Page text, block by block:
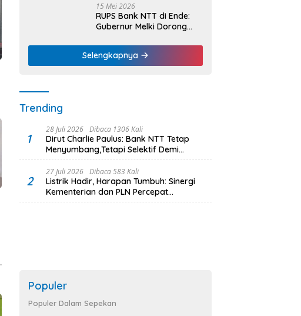
15 Mei 2026
RUPS Bank NTT di Ende:
Gubernur Melki Dorong
Penggerak UMKM
Selengkapnya
Trending
1
28 Juli 2026 Dibaca 1306 Kali
Dirut Charlie Paulus: Bank NTT Tetap
Menyumbang,Tetapi Selektif Demi
Kepentingan Masyarakat
2
27 Juli 2026 Dibaca 583 Kali
Listrik Hadir, Harapan Tumbuh: Sinergi
Kementerian dan PLN Percepat
Pembangunan Infrastruktur Desa
Populer
Populer Dalam Sepekan